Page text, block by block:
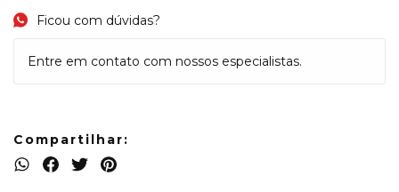
Ficou com dúvidas?
Entre em contato com nossos especialistas.
Compartilhar: